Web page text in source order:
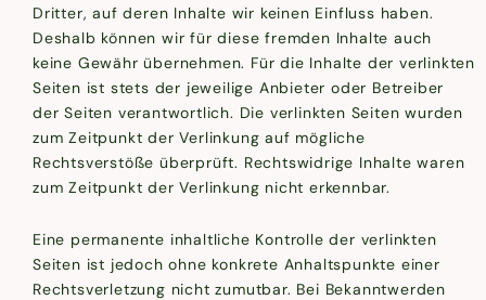
Dritter, auf deren Inhalte wir keinen Einfluss haben.
Deshalb können wir für diese fremden Inhalte auch
keine Gewähr übernehmen. Für die Inhalte der verlinkten
Seiten ist stets der jeweilige Anbieter oder Betreiber
der Seiten verantwortlich. Die verlinkten Seiten wurden
zum Zeitpunkt der Verlinkung auf mögliche
Rechtsverstöße überprüft. Rechtswidrige Inhalte waren
zum Zeitpunkt der Verlinkung nicht erkennbar.
Eine permanente inhaltliche Kontrolle der verlinkten
Seiten ist jedoch ohne konkrete Anhaltspunkte einer
Rechtsverletzung nicht zumutbar. Bei Bekanntwerden